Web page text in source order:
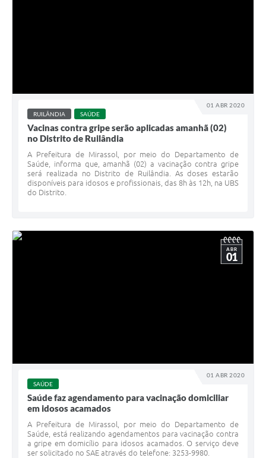
01 ABR 2020
RUILÂNDIA SAÚDE
Vacinas contra gripe serão aplicadas amanhã (02)
no Distrito de Ruilândia
A Prefeitura de Mirassol, por meio do Departamento de
Saúde, informa que, amanhã (02) a vacinação contra gripe
será realizada no Distrito de Ruilândia. As doses estarão
disponíveis para idosos e profissionais, das 8h às 12h, na UBS
do Distrito.
01 ABR 2020
ABR
01
SAÚDE
Saúde faz agendamento para vacinação domiciliar
em idosos acamados
A Prefeitura de Mirassol, por meio do Departamento de
Saúde, está realizando agendamentos para vacinação contra
a gripe em domicílio para idosos acamados. O serviço deve
ser solicitado no SAE através do telefone: 3253-9980.